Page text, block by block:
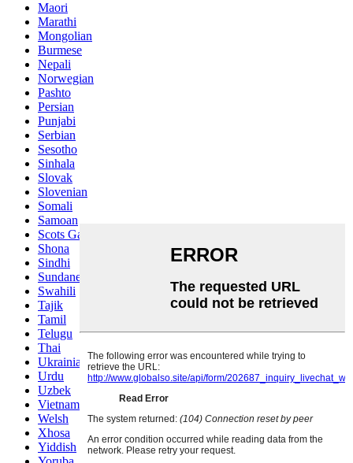
Maori
Marathi
Mongolian
Burmese
Nepali
Norwegian
Pashto
Persian
Punjabi
Serbian
Sesotho
Sinhala
Slovak
Slovenian
Somali
Samoan
Scots Gaelic
Shona
Sindhi
Sundanese
Swahili
Tajik
Tamil
Telugu
Thai
Ukrainian
Urdu
Uzbek
Vietnamese
Welsh
Xhosa
Yiddish